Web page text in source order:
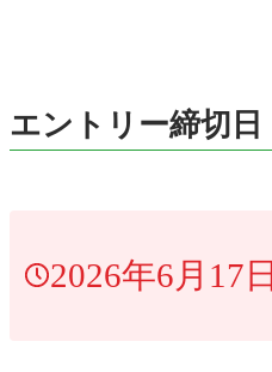
エントリー締切日
2026年6月17日